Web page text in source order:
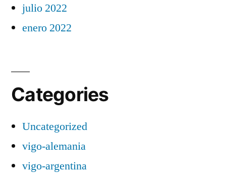
julio 2022
enero 2022
Categories
Uncategorized
vigo-alemania
vigo-argentina